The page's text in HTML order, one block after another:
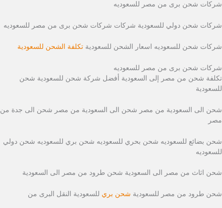
شركات شحن برى من مصر للسعوديه
شركات شحن دولي للسعودية شركات شركات شحن برى من مصر للسعوديه
شركات شحن للسعوديه اسعار الشحن للسعودية تكلفة الشحن للسعودية
شركات شحن برى من مصر للسعوديه
تكلفة شحن من مصر إلى السعودية أفضل شركة شحن للسعودية شحن
للسعودية
شحن الى السعودية من مصر شحن الى السعودية من مصر شحن الى جدة من
مصر
شحن بضائع للسعوديه شحن بحري للسعوديه شحن بري للسعوديه شحن دولي
للسعوديه
شحن اثاث من مصر الى السعودية شحن طرود من مصر الى السعودية
شحن طرود من مصر للسعودية شحن بري للسعودية النقل البرى من